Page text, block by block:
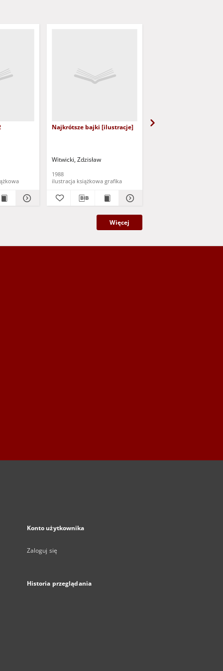
Najkrótsze bajki [ilustracje]
Witwicki, Zdzisław
1988
ilustracja książkowa grafika
Więcej
Konto użytkownika
Zaloguj się
Historia przeglądania